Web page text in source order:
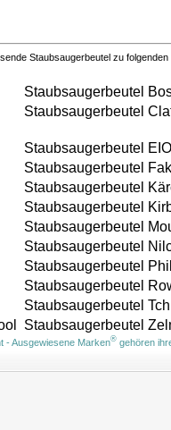
Staubsaugerbeutel zu folgenden
Staubsaugerbeutel
Staubsaugerbeutel
Staubsaugerbeutel
Staubsaugerbeutel
Staubsaugerbeutel
Staubsaugerbeutel
Staubsaugerbeutel
Staubsaugerbeutel
Staubsaugerbeutel
Staubsaugerbeutel
Staubsaugerbeutel
Staubsaugerbeutel
- Ausgewiesene Marken®gehören